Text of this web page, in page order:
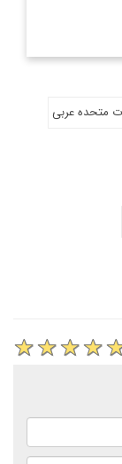
متحده عربی